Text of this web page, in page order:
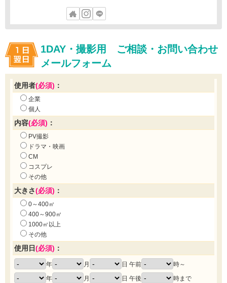
1DAY・撮影用 ご相談・お問い合わせ
メールフォーム
使用者(必須) ：
企業
個人
内容(必須) ：
PV撮影
ドラマ・映画
CM
コスプレ
その他
大きさ(必須) ：
0～400㎡
400～900㎡
1000㎡以上
その他
使用日(必須) ：
年 月 日 午前
時～
年
月 日 午後 時まで